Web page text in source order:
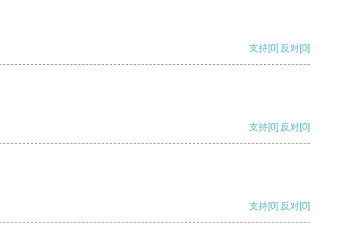
支持[0] 反对[0]
支持[0] 反对[0]
支持[0] 反对[0]